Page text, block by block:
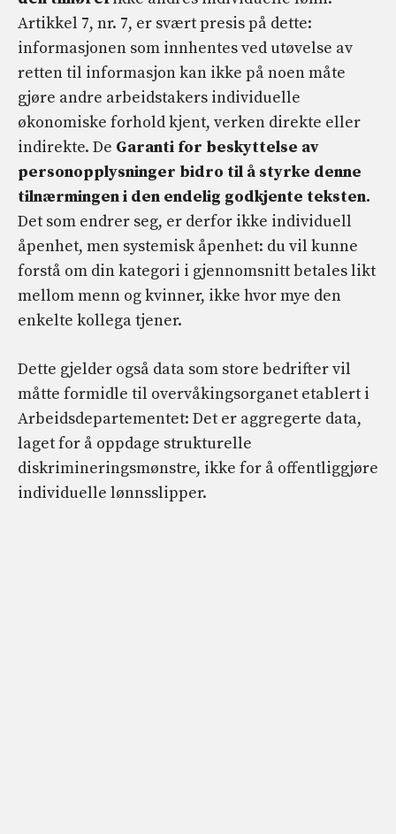
Artikkel 7, nr. 7, er svært presis på dette:
informasjonen som innhentes ved utøvelse av
retten til informasjon kan ikke på noen måte
gjøre andre arbeidstakers individuelle
økonomiske forhold kjent, verken direkte eller
indirekte. De Garanti for beskyttelse av
personopplysninger bidro til å styrke denne
tilnærmingen i den endelig godkjente teksten.
Det som endrer seg, er derfor ikke individuell
åpenhet, men systemisk åpenhet: du vil kunne
forstå om din kategori i gjennomsnitt betales likt
mellom menn og kvinner, ikke hvor mye den
enkelte kollega tjener.
Dette gjelder også data som store bedrifter vil
måtte formidle til overvåkingsorganet etablert i
Arbeidsdepartementet: Det er aggregerte data,
laget for å oppdage strukturelle
diskrimineringsmønstre, ikke for å offentliggjøre
individuelle lønnsslipper.